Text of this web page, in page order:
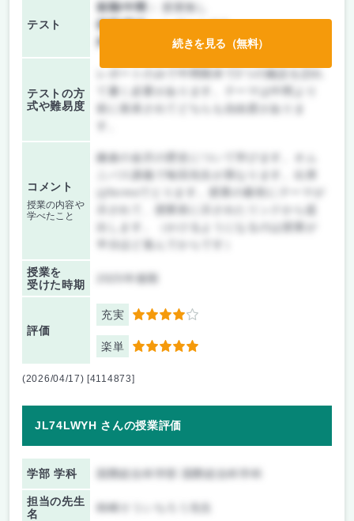
テスト
前期/中間：
授業無し
後期/期末：
テストなし
テストの方
式や難易度
レポートのみで中間期末で2つの施設を訪れ
て書く必要があります。テーマは中間より
前に発表されてどちらも自由度がありま
コメント
授業の内容や
学べたこと
鎌倉の金沢の歴史について学びます。オム
ニバス講義で毎回先生が異なります。出席
はformsでとります。授業の最初にテーマが
授業を
受けた時期
2025年後期
評価
充実 4
楽単 5
続きを見る（無料）
(2026/04/17) [4114873]
JL74LWYH さんの授業評価
学部 学科 国際総合科学部 国際総合科学科
担当の先生
名
柿崎そういちろう先生